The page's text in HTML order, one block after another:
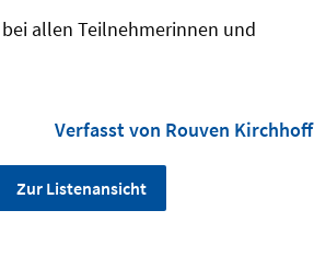
allen Teilnehmerinnen und
Verfasst von Rouven Kirchhoff
Zur Listenansicht